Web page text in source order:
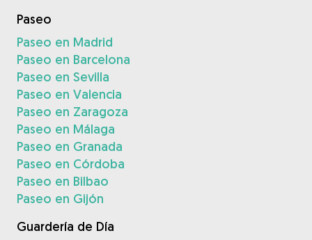
Paseo
Paseo en Madrid
Paseo en Barcelona
Paseo en Sevilla
Paseo en Valencia
Paseo en Zaragoza
Paseo en Málaga
Paseo en Granada
Paseo en Córdoba
Paseo en Bilbao
Paseo en Gijón
Guardería de Día